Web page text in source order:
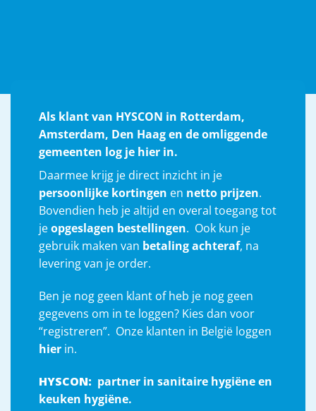
Als klant van HYSCON in Rotterdam,
Amsterdam, Den Haag en de omliggende
gemeenten log je hier in.
Daarmee krijg je direct inzicht in je
persoonlijke kortingen en netto prijzen.
Bovendien heb je altijd en overal toegang tot
jeopgeslagen bestellingen. Ook kun je
gebruik maken van betaling achteraf, na
levering van je order.
Ben je nog geen klant of heb je nog geen
gegevens om in te loggen? Kies dan voor
“registreren”. Onze klanten in België loggen
hier in.
HYSCON: partner in sanitaire hygiëne en
keuken hygiëne.